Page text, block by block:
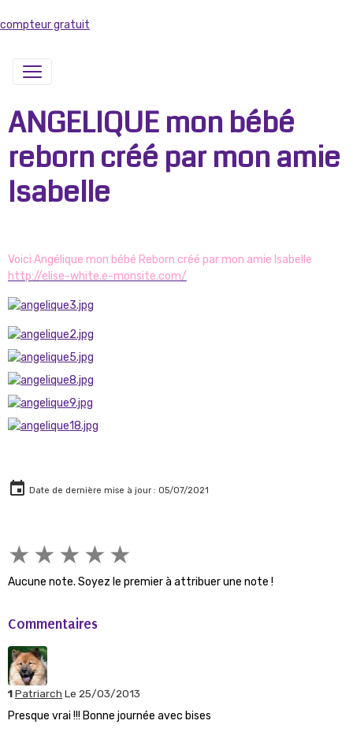
compteur gratuit
ANGELIQUE mon bébé
reborn créé par mon amie
Isabelle
Voici Angélique mon bébé Reborn créé par mon amie Isabelle
http://elise-white.e-monsite.com/
Date de dernière mise à jour : 05/07/2021
★ ★ ★ ★ ★
Aucune note. Soyez le premier à attribuer une note !
Commentaires
1Patriarch Le 25/03/2013
Presque vrai !!! Bonne journée avec bises